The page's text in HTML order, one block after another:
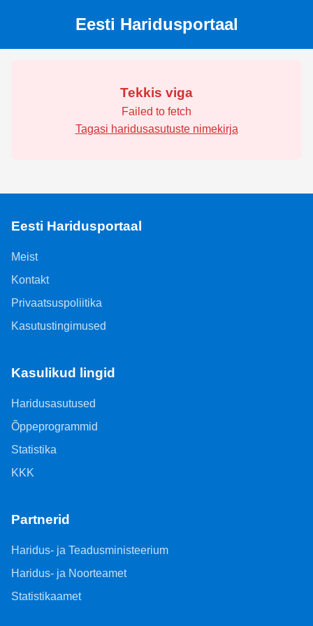
Eesti Haridusportaal
Tekkis viga
Failed to fetch
Tagasi haridusasutuste nimekirja
Eesti Haridusportaal
Meist
Kontakt
Privaatsuspoliitika
Kasutustingimused
Kasulikud lingid
Haridusasutused
Õppeprogrammid
Statistika
KKK
Partnerid
Haridus- ja Teadusministeerium
Haridus- ja Noorteamet
Statistikaamet